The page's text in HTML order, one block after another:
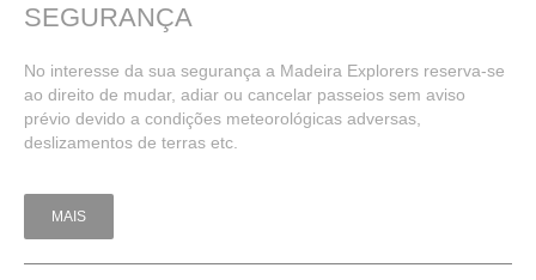
SEGURANÇA
No interesse da sua segurança a Madeira Explorers reserva-se
ao direito de mudar, adiar ou cancelar passeios sem aviso
prévio devido a condições meteorológicas adversas,
deslizamentos de terras etc.
MAIS